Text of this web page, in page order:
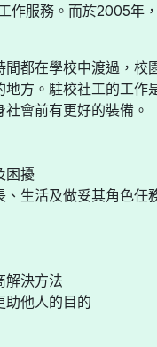
作服務。而於2005年
都在學校中渡過，
方。駐校社工的工
會前有更好的裝備。
困擾
生活及做妥其角色任
解決方法
助他人的目的